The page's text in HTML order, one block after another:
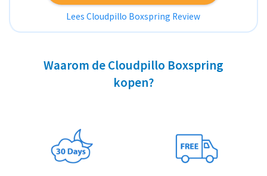
Lees Cloudpillo Boxspring Review
Waarom de Cloudpillo Boxspring
kopen?